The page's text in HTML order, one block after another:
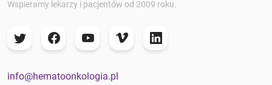
Wspieramy lekarzy i pacjentów od 2009 roku.
info@hematoonkologia.pl